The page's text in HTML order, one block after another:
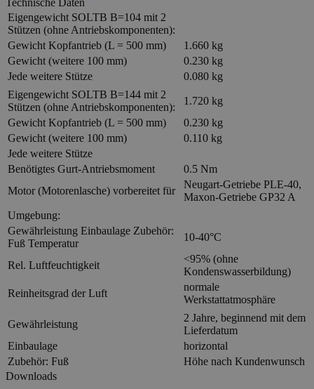
Eigengewicht SOLTB B=104 mit 2
Stützen (ohne Antriebskomponenten):
Gewicht Kopfantrieb (L = 500 mm)
1.660 kg
Gewicht (weitere 100 mm)
0.230 kg
Jede weitere Stütze
0.080 kg
Eigengewicht SOLTB B=144 mit 2
Stützen (ohne Antriebskomponenten):
1.720 kg
Gewicht Kopfantrieb (L = 500 mm)
0.230 kg
Gewicht (weitere 100 mm)
0.110 kg
Jede weitere Stütze
Benötigtes Gurt-Antriebsmoment
0.5 Nm
Motor (Motorenlasche) vorbereitet für
Neugart-Getriebe PLE-40,
Maxon-Getriebe GP32 A
Umgebung:
Gewährleistung Einbaulage Zubehör:
Fuß Temperatur
10-40°C
Rel. Luftfeuchtigkeit
<95% (ohne
Kondenswasserbildung)
Reinheitsgrad der Luft
normale
Werkstattatmosphäre
Gewährleistung
2 Jahre, beginnend mit dem
Lieferdatum
Einbaulage
horizontal
Zubehör: Fuß
Höhe nach Kundenwunsch
Downloads